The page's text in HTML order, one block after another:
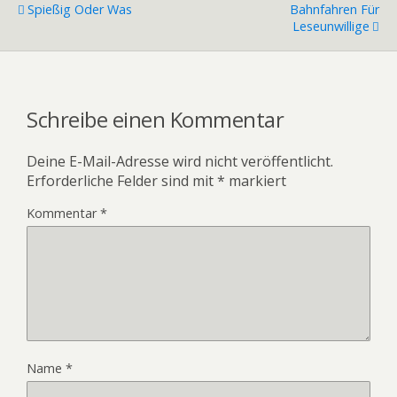
Spießig Oder Was
Bahnfahren Für
Leseunwillige
Schreibe einen Kommentar
Deine E-Mail-Adresse wird nicht veröffentlicht.
Erforderliche Felder sind mit* markiert
Kommentar*
Name *